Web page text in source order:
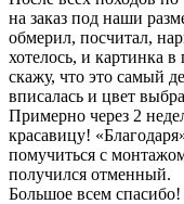
на заказ под наши
обмерил, посчитал,
хотелось, и картинка
скажу, что это самый
вписалась и цвет
Примерно через 2
красавицу!
помучиться с
получился отменный.
Большое всем